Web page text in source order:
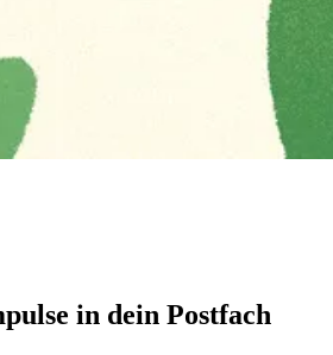
in dein Postfach